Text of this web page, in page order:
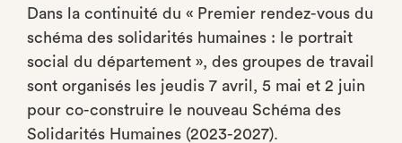
Dans la continuité du « Premier rendez-vous du
schéma des solidarités humaines : le portrait
social du département », des groupes de travail
sont organisés les jeudis 7 avril, 5 mai et 2 juin
pour co-construire le nouveau Schéma des
Solidarités Humaines (2023-2027).